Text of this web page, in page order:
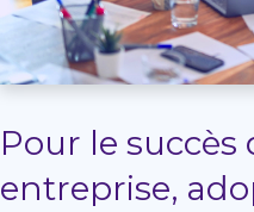
Pour le succès
entreprise,